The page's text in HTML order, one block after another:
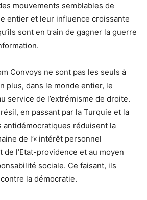
mouvements semblables de
entier et leur influence croissante
sont en train de gagner la guerre
Convoys ne sont pas les seuls à
plus, dans le monde entier, le
service de l’extrémisme de droite.
en passant par la Turquie et la
antidémocratiques réduisent la
de l’« intérêt personnel
de l’Etat-providence et au moyen
sociale. Ce faisant, ils
la démocratie.